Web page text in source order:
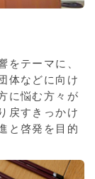
をテーマに、
体などに向け
に悩む方々が
戻すきっかけ
と啓発を目的